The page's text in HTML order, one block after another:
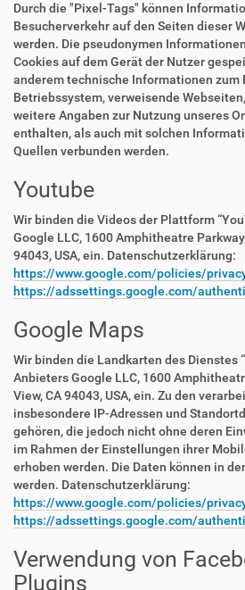
Durch die "Pixel-Tags" können
Besucherverkehr auf den Seiten dieser
werden. Die pseudonymen
Cookies auf dem Gerät der Nutzer
anderem technische Informationen zum
Betriebssystem, verweisende
weitere Angaben zur Nutzung unseres
enthalten, als auch mit solchen
Quellen verbunden werden.
Youtube
Wir binden die Videos der Plattform
Google LLC, 1600 Amphitheatre
94043, USA, ein. Datenschutzerklärung:
https://www.google.com/policies/
https://adssettings.google.com/
Google Maps
Wir binden die Landkarten des Dienstes
Anbieters Google LLC, 1600
View, CA 94043, USA, ein. Zu den
insbesondere IP-Adressen und
gehören, die jedoch nicht ohne deren
im Rahmen der Einstellungen ihrer
erhoben werden. Die Daten können in
werden. Datenschutzerklärung:
https://www.google.com/policies/
https://adssettings.google.com/
Verwendung von
Plugins